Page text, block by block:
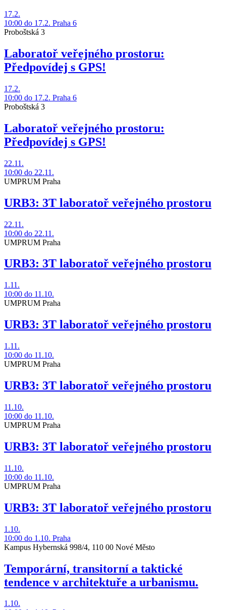
17.2.
10:00 do 17.2. Praha 6
Proboštská 3
Laboratoř veřejného prostoru:
Předpovídej s GPS!
17.2.
10:00 do 17.2. Praha 6
Proboštská 3
Laboratoř veřejného prostoru:
Předpovídej s GPS!
22.11.
10:00 do 22.11.
UMPRUM Praha
URB3: 3T laboratoř veřejného prostoru
22.11.
10:00 do 22.11.
UMPRUM Praha
URB3: 3T laboratoř veřejného prostoru
1.11.
10:00 do 11.10.
UMPRUM Praha
URB3: 3T laboratoř veřejného prostoru
1.11.
10:00 do 11.10.
UMPRUM Praha
URB3: 3T laboratoř veřejného prostoru
11.10.
10:00 do 11.10.
UMPRUM Praha
URB3: 3T laboratoř veřejného prostoru
11.10.
10:00 do 11.10.
UMPRUM Praha
URB3: 3T laboratoř veřejného prostoru
1.10.
10:00 do 1.10. Praha
Kampus Hybernská 998/4, 110 00 Nové Město
Temporární, transitorní a taktické
tendence v architektuře a urbanismu.
1.10.